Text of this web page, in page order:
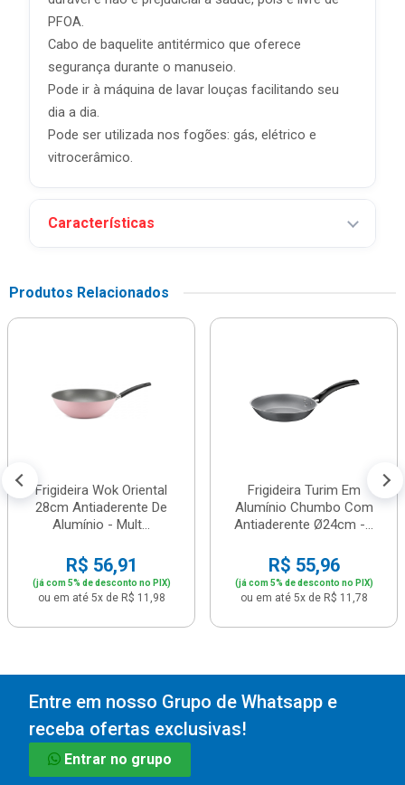
PFOA.
Cabo de baquelite antitérmico que oferece
segurança durante o manuseio.
Pode ir à máquina de lavar louças facilitando seu
dia a dia.
Pode ser utilizada nos fogões: gás, elétrico e
vitrocerâmico.
Características
Produtos Relacionados
Frigideira Wok Oriental
28cm Antiaderente De
Alumínio - Mult...
R$ 56,91
(já com 5% de desconto no PIX)
ou em até 5x de R$ 11,98
Frigideira Turim Em
Alumínio Chumbo Com
Antiaderente Ø24cm -...
R$ 55,96
(já com 5% de desconto no PIX)
ou em até 5x de R$ 11,78
Entre em nosso Grupo de Whatsapp e
receba ofertas exclusivas!
Entrar no grupo